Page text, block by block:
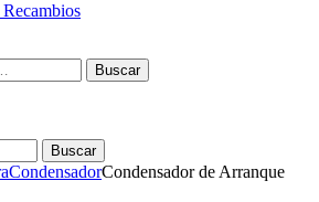
Buscar
Buscar
CondensadorCondensador de Arranque